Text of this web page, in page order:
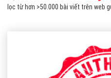
lọc từ hơn >50.000 bài viết trên web